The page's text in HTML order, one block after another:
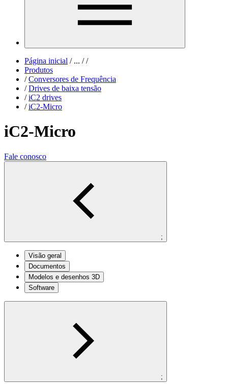
Página inicial /... / /
Produtos
/ Conversores de Frequência
/ Drives de baixa tensão
/ iC2 drives
/ iC2-Micro
iC2-Micro
Fale conosco
;
Visão geral
Documentos
Modelos e desenhos 3D
Software
;